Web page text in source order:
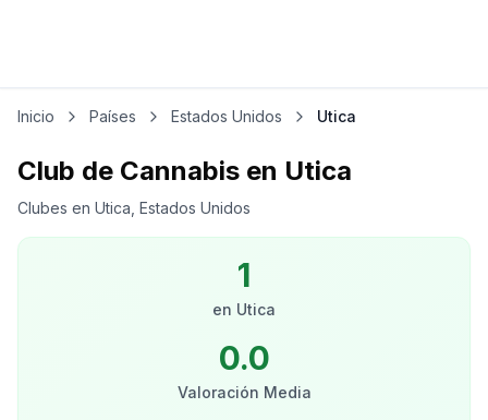
Inicio Países Estados Unidos Utica
Club de Cannabis en Utica
Clubes en Utica, Estados Unidos
1
en Utica
0.0
Valoración Media